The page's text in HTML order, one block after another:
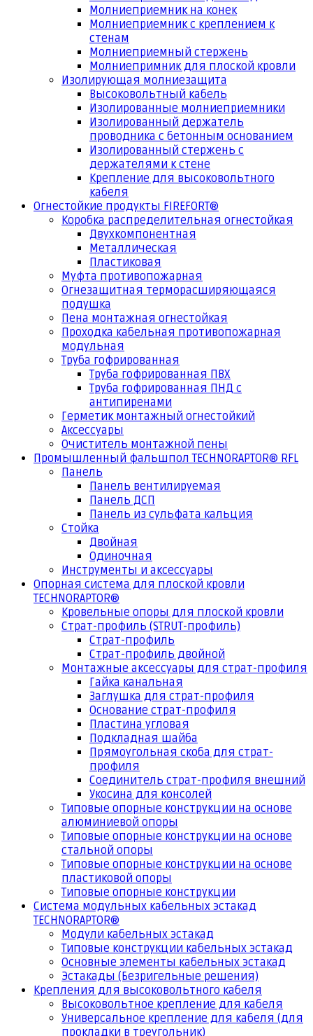
Молниеприемник на конек
Молниеприемник с креплением к
стенам
Молниеприемный стержень
Молниепримник для плоской кровли
Изолирующая молниезащита
Высоковольтный кабель
Изолированные молниеприемники
Изолированный держатель
проводника с бетонным основанием
Изолированный стержень с
держателями к стене
Крепление для высоковольтного
кабеля
Огнестойкие продукты FIREFORT®
Коробка распределительная огнестойкая
Двухкомпонентная
Металлическая
Пластиковая
Муфта противопожарная
Огнезащитная терморасширяющаяся
подушка
Пена монтажная огнестойкая
Проходка кабельная противопожарная
модульная
Труба гофрированная
Труба гофрированная ПВХ
Труба гофрированная ПНД с
антипиренами
Герметик монтажный огнестойкий
Аксессуары
Очиститель монтажной пены
Промышленный фальшпол TECHNORAPTOR® RFL
Панель
Панель вентилируемая
Панель ДСП
Панель из сульфата кальция
Стойка
Двойная
Одиночная
Инструменты и аксессуары
Опорная система для плоской кровли
TECHNORAPTOR®
Кровельные опоры для плоской кровли
Страт-профиль (STRUT-профиль)
Страт-профиль
Страт-профиль двойной
Монтажные аксессуары для страт-профиля
Гайка канальная
Заглушка для страт-профиля
Основание страт-профиля
Пластина угловая
Подкладная шайба
Прямоугольная скоба для страт-
профиля
Соединитель страт-профиля внешний
Укосина для консолей
Типовые опорные конструкции на основе
алюминиевой опоры
Типовые опорные конструкции на основе
стальной опоры
Типовые опорные конструкции на основе
пластиковой опоры
Типовые опорные конструкции
Система модульных кабельных эстакад
TECHNORAPTOR®
Модули кабельных эстакад
Типовые конструкции кабельных эстакад
Основные элементы кабельных эстакад
Эстакады (Безригельные решения)
Крепления для высоковольтного кабеля
Высоковольтное крепление для кабеля
Универсальное крепление для кабеля (для
прокладки в треугольник)